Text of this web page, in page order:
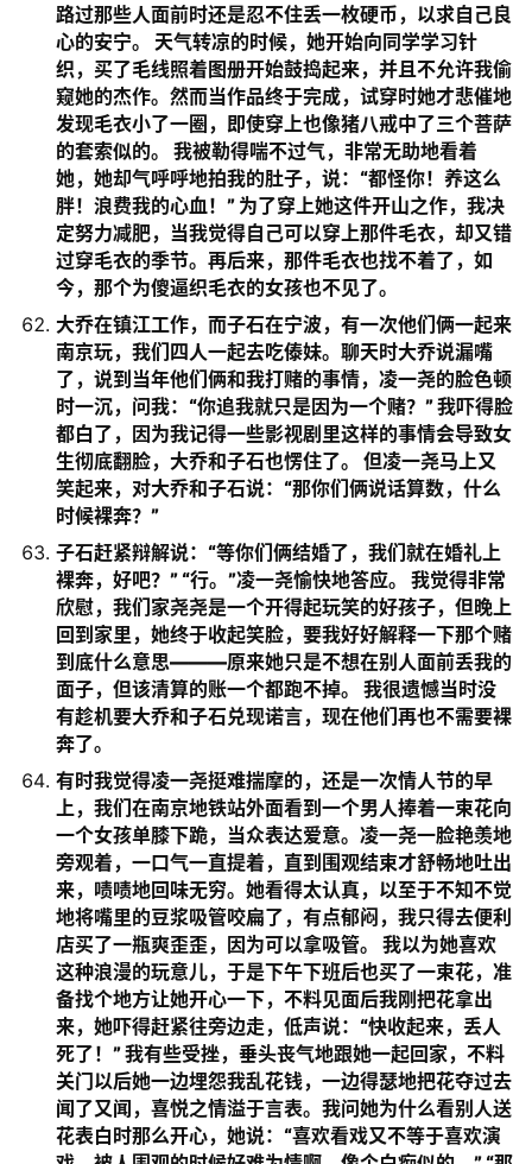
路过那些人面前时还是忍不住丢一枚硬币，以求自己良
心的安宁。 天气转凉的时候，她开始向同学学习针
织，买了毛线照着图册开始鼓捣起来，并且不允许我偷
窥她的杰作。然而当作品终于完成，试穿时她才悲催地
发现毛衣小了一圈，即使穿上也像猪八戒中了三个菩萨
的套索似的。 我被勒得喘不过气，非常无助地看着
她，她却气呼呼地拍我的肚子，说：“都怪你！养这么
胖！浪费我的心血！” 为了穿上她这件开山之作，我决
定努力减肥，当我觉得自己可以穿上那件毛衣，却又错
过穿毛衣的季节。再后来，那件毛衣也找不着了，如
今，那个为傻逼织毛衣的女孩也不见了。
大乔在镇江工作，而子石在宁波，有一次他们俩一起来
南京玩，我们四人一起去吃傣妹。聊天时大乔说漏嘴
了，说到当年他们俩和我打赌的事情，凌一尧的脸色顿
时一沉，问我：“你追我就只是因为一个赌？” 我吓得脸
都白了，因为我记得一些影视剧里这样的事情会导致女
生彻底翻脸，大乔和子石也愣住了。 但凌一尧马上又
笑起来，对大乔和子石说：“那你们俩说话算数，什么
时候裸奔？”
子石赶紧辩解说：“等你们俩结婚了，我们就在婚礼上
裸奔，好吧？” “行。”凌一尧愉快地答应。 我觉得非常
欣慰，我们家尧尧是一个开得起玩笑的好孩子，但晚上
回到家里，她终于收起笑脸，要我好好解释一下那个赌
到底什么意思———原来她只是不想在别人面前丢我的
面子，但该清算的账一个都跑不掉。 我很遗憾当时没
有趁机要大乔和子石兑现诺言，现在他们再也不需要裸
奔了。
有时我觉得凌一尧挺难揣摩的，还是一次情人节的早
上，我们在南京地铁站外面看到一个男人捧着一束花向
一个女孩单膝下跪，当众表达爱意。凌一尧一脸艳羡地
旁观着，一口气一直提着，直到围观结束才舒畅地吐出
来，啧啧地回味无穷。她看得太认真，以至于不知不觉
地将嘴里的豆浆吸管咬扁了，有点郁闷，我只得去便利
店买了一瓶爽歪歪，因为可以拿吸管。 我以为她喜欢
这种浪漫的玩意儿，于是下午下班后也买了一束花，准
备找个地方让她开心一下，不料见面后我刚把花拿出
来，她吓得赶紧往旁边走，低声说：“快收起来，丢人
死了！” 我有些受挫，垂头丧气地跟她一起回家，不料
关门以后她一边埋怨我乱花钱，一边得瑟地把花夺过去
闻了又闻，喜悦之情溢于言表。我问她为什么看别人送
花表白时那么开心，她说：“喜欢看戏又不等于喜欢演